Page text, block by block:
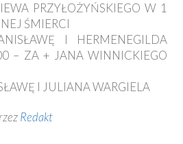
PRZYŁOŻYŃSKIEGO W 1
ŚMIERCI
I HERMENEGILDA
– ZA + JANA WINNICKIEGO
I JULIANA WARGIELA
Redakt